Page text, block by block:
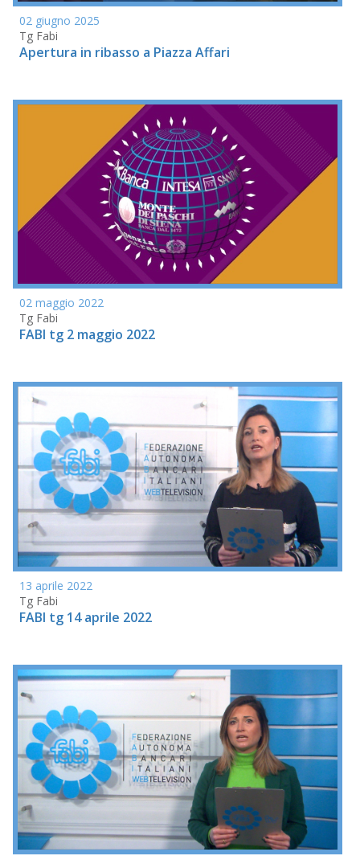
02 giugno 2025
Tg Fabi
Apertura in ribasso a Piazza Affari
02 maggio 2022
Tg Fabi
FABI tg 2 maggio 2022
13 aprile 2022
Tg Fabi
FABI tg 14 aprile 2022